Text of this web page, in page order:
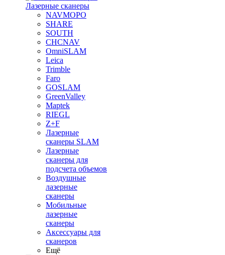
Лазерные сканеры
NAVMOPO
SHARE
SOUTH
CHCNAV
OmniSLAM
Leica
Trimble
Faro
GOSLAM
GreenValley
Maptek
RIEGL
Z+F
Лазерные
сканеры SLAM
Лазерные
сканеры для
подсчета объемов
Воздушные
лазерные
сканеры
Мобильные
лазерные
сканеры
Аксессуары для
сканеров
Ещё